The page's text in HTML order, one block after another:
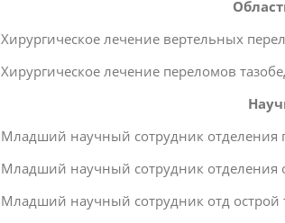
Хирургическое лечение вертельных
Хирургическое лечение переломов
Младший научный сотрудник отделения
Младший научный сотрудник отделения
Младший научный сотрудник отд острой